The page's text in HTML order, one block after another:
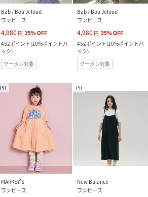
Bab / Bou Jeloud
ワンピース
4,980 円 35%OFF
452ポイント(10%ポイントバ
ック)
クーポン対象
Bab / Bou Jeloud
ワンピース
4,980 円 35%OFF
452ポイント(10%ポイントバ
ック)
クーポン対象
PR
MARKEY’S
ワンピース
PR
New Balance
ワンピース